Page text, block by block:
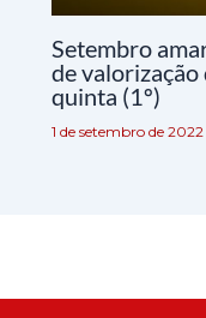
Setembro
de valorização
quinta (1º)
1 de setembro de 2022